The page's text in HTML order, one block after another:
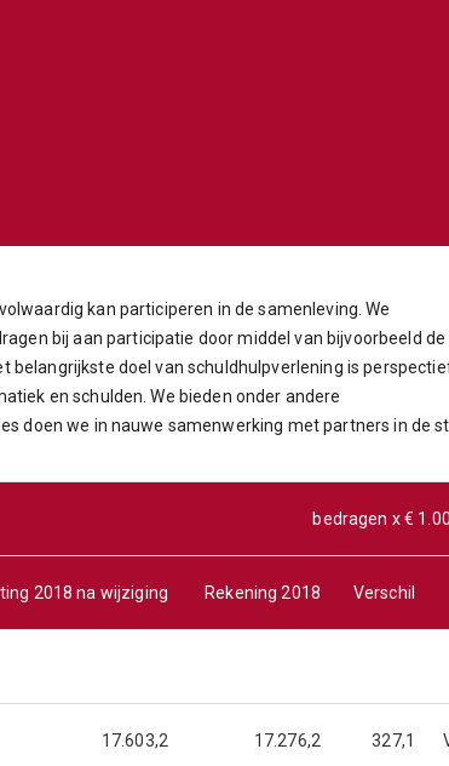
kan participeren in de samenleving. We
bij aan participatie door middel van bijvoorbeeld de
belangrijkste doel van schuldhulpverlening is
en schulden. We bieden onder andere
doen we in nauwe samenwerking met partners in de
bedragen x €
2018 na wijziging Rekening 2018 Verschil
17.603,2 17.276,2 327,1